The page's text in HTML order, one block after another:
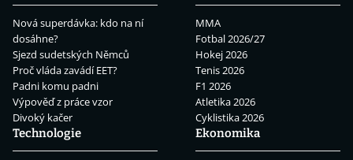
Nová superdávka: kdo na ní
dosáhne?
Sjezd sudetských Němců
Proč vláda zavádí EET?
Padni komu padni
Výpověď z práce vzor
Divoký kačer
MMA
Fotbal 2026/27
Hokej 2026
Tenis 2026
F1 2026
Atletika 2026
Cyklistika 2026
Technologie
Ekonomika